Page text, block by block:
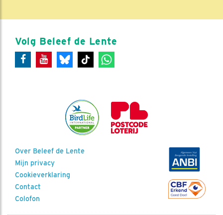
Volg Beleef de Lente
Over Beleef de Lente
Mijn privacy
Cookieverklaring
Contact
Colofon